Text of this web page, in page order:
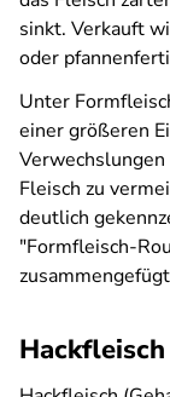
sinkt. Verkauft
oder
Unter
einer größeren
Fleisch zu
deutlich
"Formfleisch-
Hackfleisch